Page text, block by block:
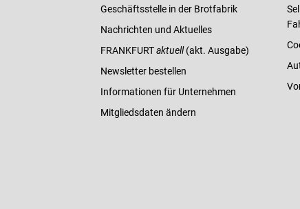
Geschäftsstelle in der Brotfabrik
Nachrichten und Aktuelles
FRANKFURTaktuell(akt. Ausgabe)
Newsletter bestellen
Informationen für Unternehmen
Mitgliedsdaten ändern